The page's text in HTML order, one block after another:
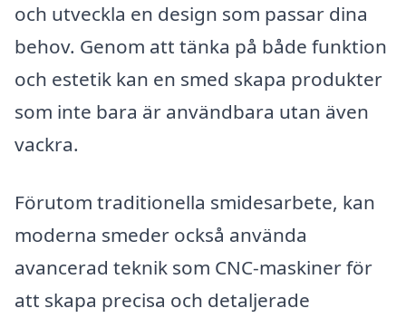
och utveckla en design som passar dina
behov. Genom att tänka på både funktion
och estetik kan en smed skapa produkter
som inte bara är användbara utan även
vackra.
Förutom traditionella smidesarbete, kan
moderna smeder också använda
avancerad teknik som CNC-maskiner för
att skapa precisa och detaljerade